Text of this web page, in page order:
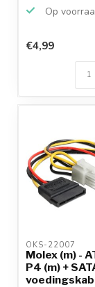
Op
€4,99
OKS-22007
Molex (m) -
P4 (m) +